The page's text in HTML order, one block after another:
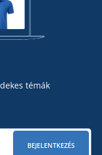
témák
BEJELENTKEZÉS